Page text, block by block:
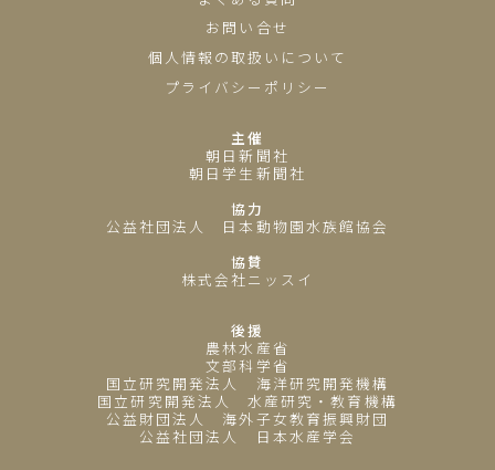
お問い合せ
個人情報の取扱いについて
プライバシーポリシー
主催
朝日新聞社
朝日学生新聞社
協力
公益社団法人 日本動物園水族館協会
協賛
株式会社ニッスイ
後援
農林水産省
文部科学省
国立研究開発法人 海洋研究開発機構
国立研究開発法人 水産研究・教育機構
公益財団法人 海外子女教育振興財団
公益社団法人 日本水産学会